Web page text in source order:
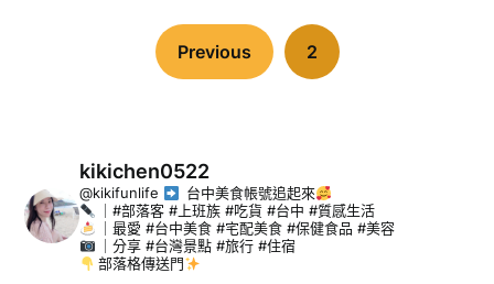
Previous 2
kikichen0522
@kikifunlife
台中美食帳號追起來
｜#部落客 #上班族 #吃貨 #台中 #質感生活
｜最愛 #台中美食 #宅配美食 #保健食品 #美容
｜分享 #台灣景點 #旅行 #住宿
部落格傳送門